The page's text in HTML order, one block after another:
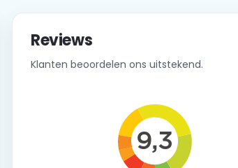
Reviews
Klanten beoordelen ons uitstekend.